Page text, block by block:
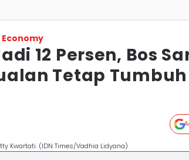
Economy
12 Persen, Bos
Tetap Tumbuh
Kwartati. (IDN Times/Vadhia Lidyana)